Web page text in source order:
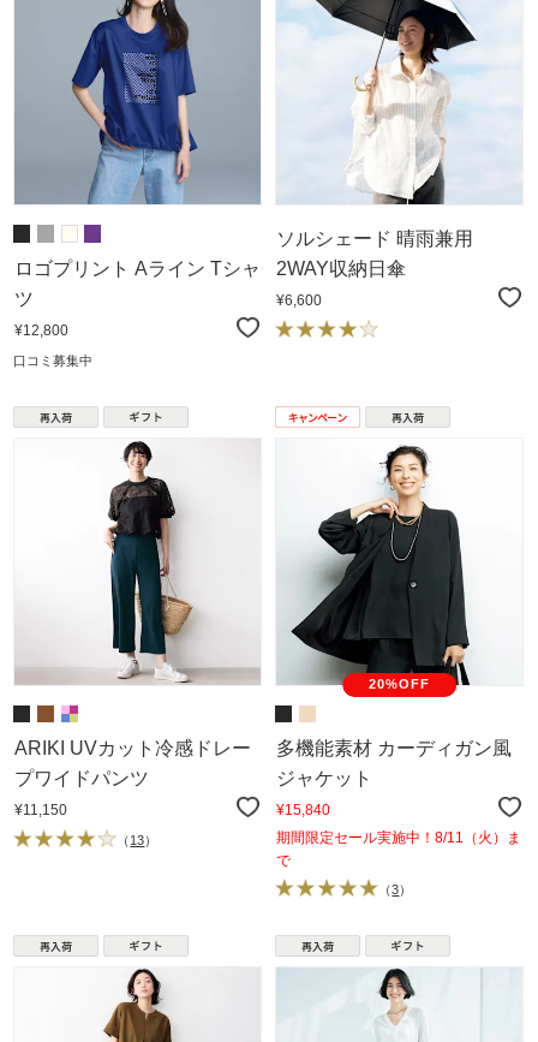
ロゴプリント Aライン Tシャ
ツ
¥12,800
口コミ募集中
ソルシェード 晴雨兼用
2WAY収納日傘
¥6,600
ARIKI UVカット冷感ドレー
プワイドパンツ
¥11,150
（ 13）
20%OFF
多機能素材 カーディガン風
ジャケット
¥15,840
期間限定セール実施中！8/11（火）ま
で
（3）